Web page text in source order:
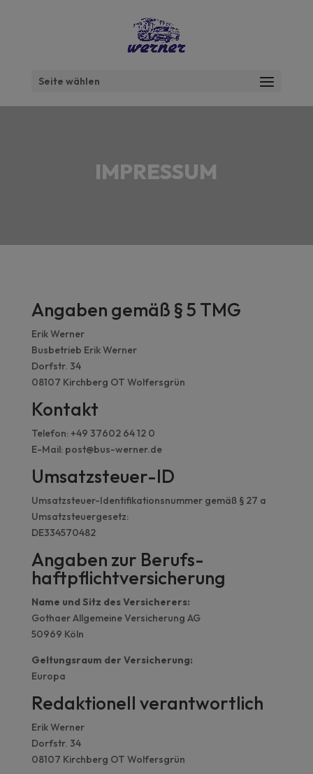
Seite wählen
IMPRESSUM
Angaben gemäß § 5 TMG
Erik Werner
Busbetrieb Erik Werner
Dorfstr. 34
08107 Kirchberg OT Wolfersgrün
Kontakt
Telefon: +49 37602 64 12 0
E-Mail: post@bus-werner.de
Umsatzsteuer-ID
Umsatzsteuer-Identifikationsnummer gemäß § 27 a
Umsatzsteuergesetz:
DE334570482
Angaben zur Berufs­
haftpflicht­versicherung
Name und Sitz des Versicherers:
Gothaer Allgemeine Versicherung AG
50969 Köln
Geltungsraum der Versicherung:
Europa
Redaktionell verantwortlich
Erik Werner
Dorfstr. 34
08107 Kirchberg OT Wolfersgrün